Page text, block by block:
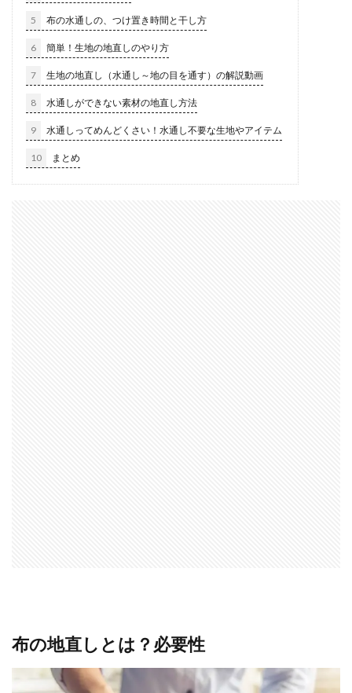
5 布の水通しの、つけ置き時間と干し方
6 簡単！生地の地直しのやり方
7 生地の地直し（水通し～地の目を通す）の解説動画
8 水通しができない素材の地直し方法
9 水通しってめんどくさい！水通し不要な生地やアイテム
10 まとめ
布の地直しとは？必要性